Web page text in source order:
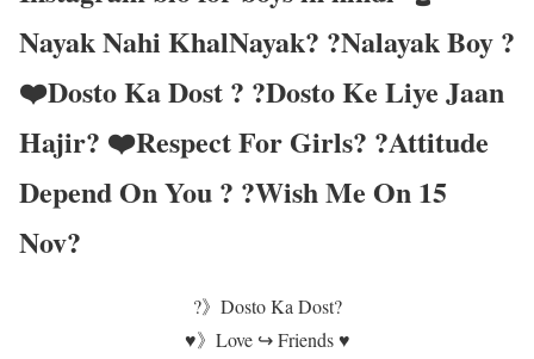
Nayak Nahi KhalNayak? ?Nalayak Boy ?
❤️Dosto Ka Dost ? ?Dosto Ke Liye Jaan
Hajir? ❤️Respect For Girls? ?Attitude
Depend On You ? ?Wish Me On 15
Nov?
?》Dosto Ka Dost?
♥️》Love ↪️ Friends ♥️